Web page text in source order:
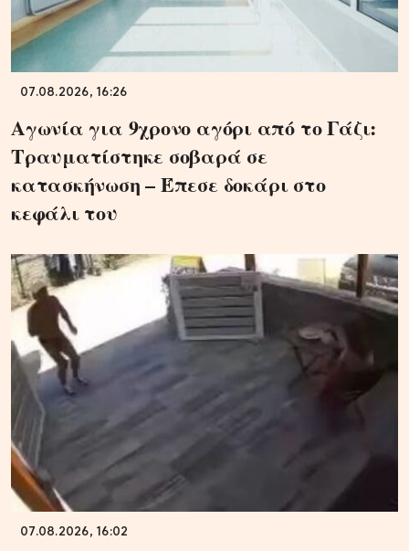
07.08.2026, 16:26
Αγωνία για 9χρονο αγόρι από το Γάζι:
Τραυματίστηκε σοβαρά σε
κατασκήνωση – Έπεσε δοκάρι στο
κεφάλι του
07.08.2026, 16:02